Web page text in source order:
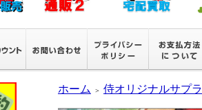
ホーム ＞ 侍オリジナルサプ